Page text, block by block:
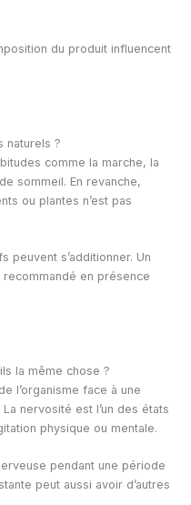
du produit influencent
naturels ?
comme la marche, la
sommeil. En revanche,
ou plantes n’est pas
peuvent s’additionner. Un
en présence
la même chose ?
l’organisme face à une
nervosité est l’un des états
physique ou mentale.
pendant une période
peut aussi avoir d’autres